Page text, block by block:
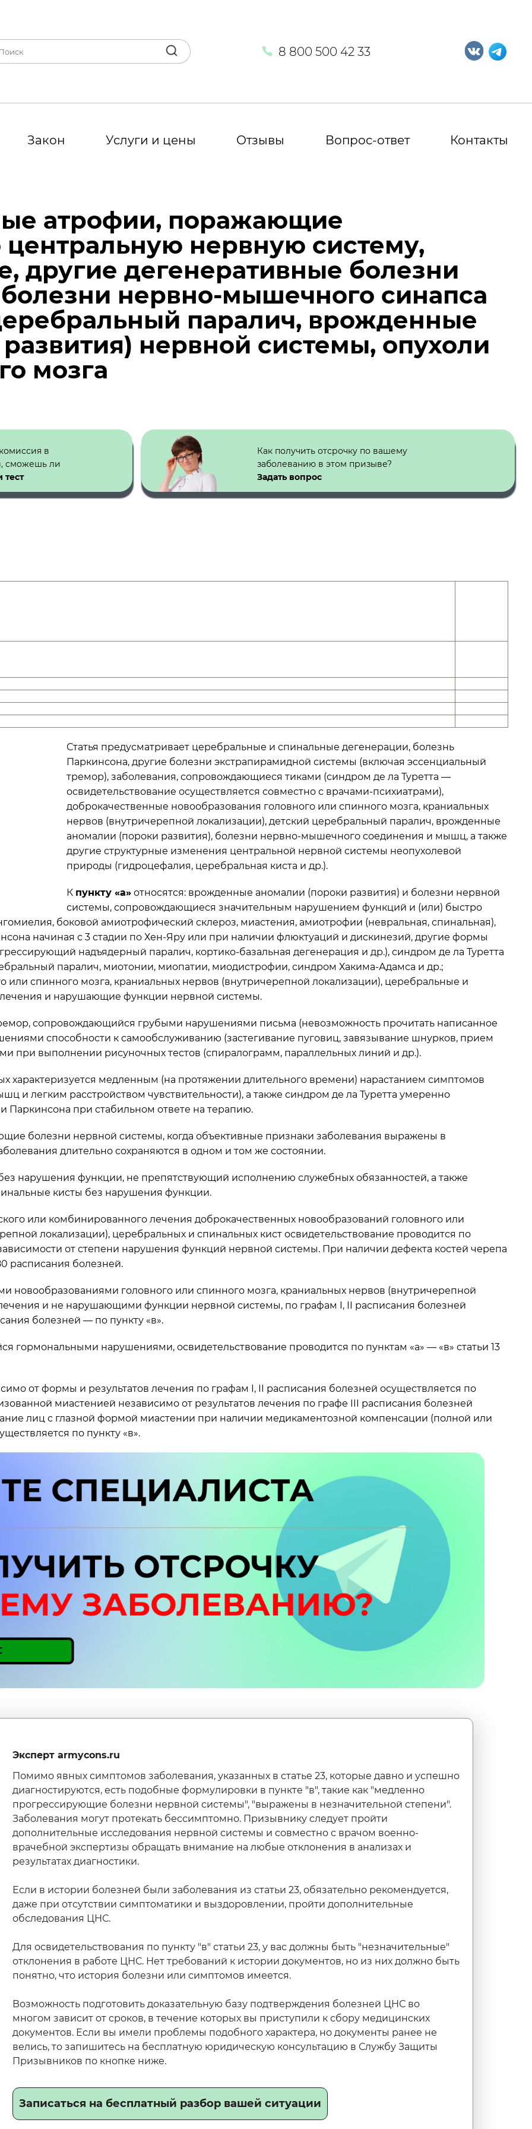
8 800 500 42 33
Закон Услуги и цены Отзывы Вопрос-ответ Контакты
атрофии, поражающие
нервную систему,
другие дегенеративные болезни
нервно-мышечного синапса
паралич, врожденные
нервной системы, опухоли
мозга
в
сможешь ли
тест
Как получить отсрочку по вашему
заболеванию в этом призыве?
Задать вопрос
Статья предусматривает церебральные и спинальные дегенерации, болезнь
Паркинсона, другие болезни экстрапирамидной системы (включая эссенциальный
тремор), заболевания, сопровождающиеся тиками (синдром де ла Туретта —
освидетельствование осуществляется совместно с врачами-психиатрами),
доброкачественные новообразования головного или спинного мозга, краниальных
нервов (внутричерепной локализации), детский церебральный паралич, врожденные
аномалии (пороки развития), болезни нервно-мышечного соединения и мышц, а также
другие структурные изменения центральной нервной системы неопухолевой
природы (гидроцефалия, церебральная киста и др.).
К пункту «а» относятся: врожденные аномалии (пороки развития) и болезни нервной
системы, сопровождающиеся значительным нарушением функций и (или) быстро
боковой амиотрофический склероз, миастения, амиотрофии (невральная, спинальная),
начиная с 3 стадии по Хен-Яру или при наличии флюктуаций и дискинезий, другие формы
надъядерный паралич, кортико-базальная дегенерация и др.), синдром де ла Туретта
паралич, миотонии, миопатии, миодистрофии, синдром Хакима-Адамса и др.;
или спинного мозга, краниальных нервов (внутричерепной локализации), церебральные и
и нарушающие функции нервной системы.
сопровождающийся грубыми нарушениями письма (невозможность прочитать написанное
способности к самообслуживанию (застегивание пуговиц, завязывание шнурков, прием
при выполнении рисуночных тестов (спиралограмм, параллельных линий и др.).
характеризуется медленным (на протяжении длительного времени) нарастанием симптомов
и легким расстройством чувствительности), а также синдром де ла Туретта умеренно
Паркинсона при стабильном ответе на терапию.
болезни нервной системы, когда объективные признаки заболевания выражены в
длительно сохраняются в одном и том же состоянии.
нарушения функции, не препятствующий исполнению служебных обязанностей, а также
кисты без нарушения функции.
или комбинированного лечения доброкачественных новообразований головного или
локализации), церебральных и спинальных кист освидетельствование проводится по
зависимости от степени нарушения функций нервной системы. При наличии дефекта костей черепа
расписания болезней.
новообразованиями головного или спинного мозга, краниальных нервов (внутричерепной
и не нарушающими функции нервной системы, по графам I, II расписания болезней
болезней — по пункту «в».
нарушениями, освидетельствование проводится по пунктам «а» — «в» статьи 13
от формы и результатов лечения по графам I, II расписания болезней осуществляется по
миастенией независимо от результатов лечения по графе III расписания болезней
лиц с глазной формой миастении при наличии медикаментозной компенсации (полной или
по пункту «в».
Эксперт armycons.ru
Помимо явных симптомов заболевания, указанных в статье 23, которые давно и успешно
диагностируются, есть подобные формулировки в пункте "в", такие как "медленно
прогрессирующие болезни нервной системы", "выражены в незначительной степени".
Заболевания могут протекать бессимптомно. Призывнику следует пройти
дополнительные исследования нервной системы и совместно с врачом военно-
врачебной экспертизы обращать внимание на любые отклонения в анализах и
результатах диагностики.
Если в истории болезней были заболевания из статьи 23, обязательно рекомендуется,
даже при отсутствии симптоматики и выздоровлении, пройти дополнительные
обследования ЦНС.
Для освидетельствования по пункту "в" статьи 23, у вас должны быть "незначительные"
отклонения в работе ЦНС. Нет требований к истории документов, но из них должно быть
понятно, что история болезни или симптомов имеется.
Возможность подготовить доказательную базу подтверждения болезней ЦНС во
многом зависит от сроков, в течение которых вы приступили к сбору медицинских
документов. Если вы имели проблемы подобного характера, но документы ранее не
велись, то запишитесь на бесплатную юридическую консультацию в Службу Защиты
Призывников по кнопке ниже.
Записаться на бесплатный разбор вашей ситуации